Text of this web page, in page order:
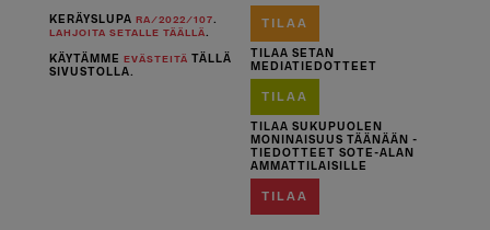
KERÄYSLUPARA/2022/107
LAHJOITA SETALLE TÄÄLLÄ
KÄYTÄMMEEVÄSTEITÄ TÄLLÄ
SIVUSTOLLA.
TILAA
TILAA SETAN
MEDIATIEDOTTEET
TILAA
TILAA SUKUPUOLEN
MONINAISUUS TÄÄNÄÄN -
TIEDOTTEET SOTE-ALAN
AMMATTILAISILLE
TILAA